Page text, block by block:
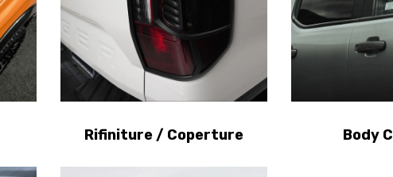
Rifiniture / Coperture Body